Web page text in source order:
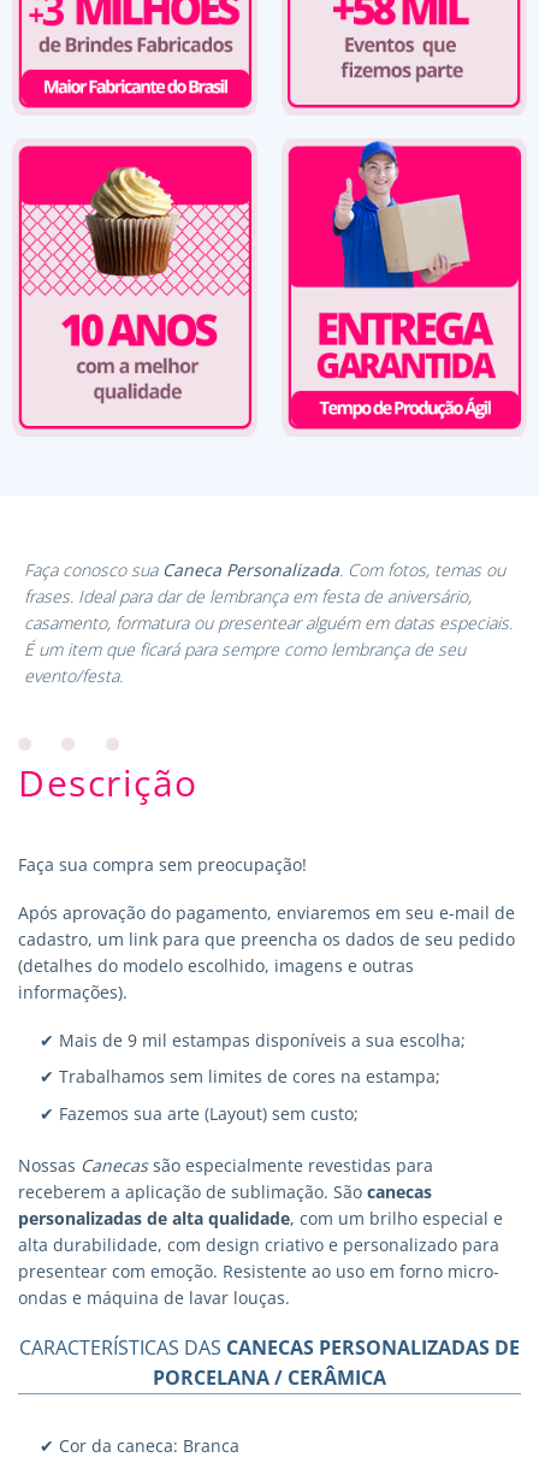
Faça conosco sua Caneca Personalizada . Com fotos, temas ou
frases. Ideal para dar de lembrança em festa de aniversário,
casamento, formatura ou presentear alguém em datas especiais.
É um item que ficará para sempre como lembrança de seu
evento/festa.
Descrição
Faça sua compra sem preocupação!
Após aprovação do pagamento, enviaremos em seu e-mail de
cadastro, um link para que preencha os dados de seu pedido
(detalhes do modelo escolhido, imagens e outras
informações).
✔ Mais de 9 mil estampas disponíveis a sua escolha;
✔ Trabalhamos sem limites de cores na estampa;
✔ Fazemos sua arte (Layout) sem custo;
Nossas Canecassão especialmente revestidas para
receberem a aplicação de sublimação. São canecas
personalizadas de alta qualidade, com um brilho especial e
alta durabilidade, com design criativo e personalizado para
presentear com emoção. Resistente ao uso em forno micro-
ondas e máquina de lavar louças.
CARACTERÍSTICAS DAS CANECAS PERSONALIZADAS DE
PORCELANA / CERÂMICA
✔ Cor da caneca: Branca